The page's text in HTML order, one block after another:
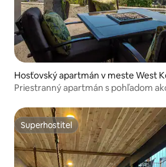
Hosťovský apartmán v meste West
Priestranný apartmán s pohľadom
Superhostiteľ
Superhostiteľ